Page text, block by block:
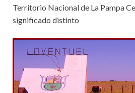
Territorio Nacional de La Pampa
significado distinto